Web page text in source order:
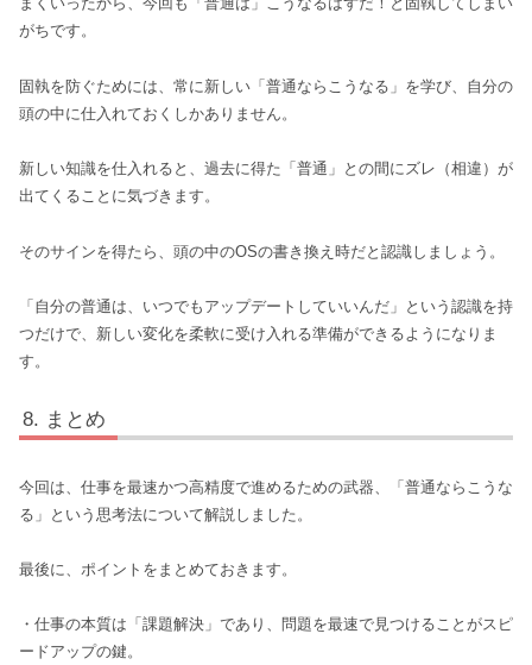
がちです。
固執を防ぐためには、常に新しい「普通ならこうなる」を学び、自分の
頭の中に仕入れておくしかありません。
新しい知識を仕入れると、過去に得た「普通」との間にズレ（相違）が
出てくることに気づきます。
そのサインを得たら、頭の中のOSの書き換え時だと認識しましょう。
「自分の普通は、いつでもアップデートしていいんだ」という認識を持
つだけで、新しい変化を柔軟に受け入れる準備ができるようになりま
す。
まとめ
今回は、仕事を最速かつ高精度で進めるための武器、「普通ならこうな
る」という思考法について解説しました。
最後に、ポイントをまとめておきます。
・仕事の本質は「課題解決」であり、問題を最速で見つけることがスピ
ードアップの鍵。